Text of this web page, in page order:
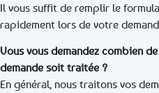
Il vous suffit de remplir le
rapidement lors de votre
Vous vous demandez combien
demande soit traitée ?
En général, nous traitons vos